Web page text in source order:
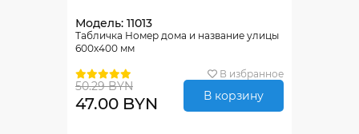
Модель: 11013
Табличка Номер дома и название улицы
600х400 мм
В избранное
50.29 BYN
47.00 BYN В корзину